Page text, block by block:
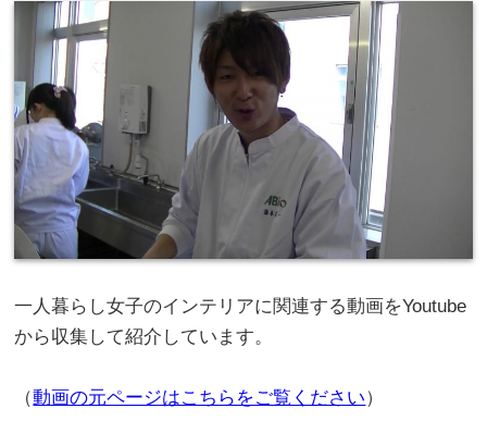
一人暮らし女子のインテリアに関連する動画をYoutube
から収集して紹介しています。
（動画の元ページはこちらをご覧ください）